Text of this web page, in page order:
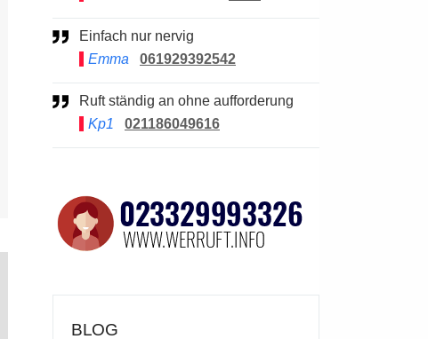
Einfach nur nervig
Emma
061929392542
Ruft ständig an ohne aufforderung
Kp1
021186049616
BLOG